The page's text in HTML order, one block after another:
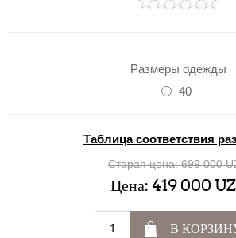
Размеры одежды
40
Таблица соответствия
Старая цена: 699 000
Цена: 419 000
В